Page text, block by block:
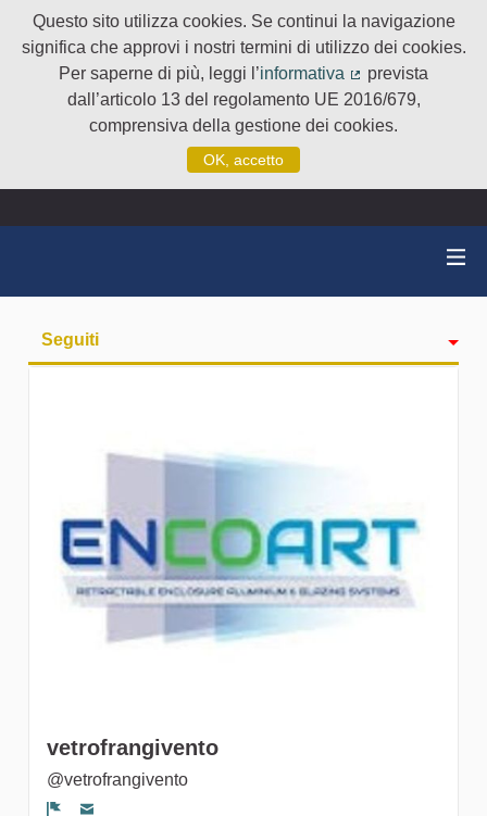
Questo sito utilizza cookies. Se continui la navigazione
significa che approvi i nostri termini di utilizzo dei cookies.
Per saperne di più, leggi l’informativa
(Collegamento
prevista
dall’articolo 13 del regolamento UE 2016/679,
comprensiva della gestione dei cookies.
OK, accetto
Seguiti
gruppi
vetrofrangivento
@vetrofrangivento